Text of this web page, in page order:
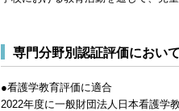
専門分野別認証評価におい
●看護学教育評価に適合
2022年度に一般財団法人日本看護学